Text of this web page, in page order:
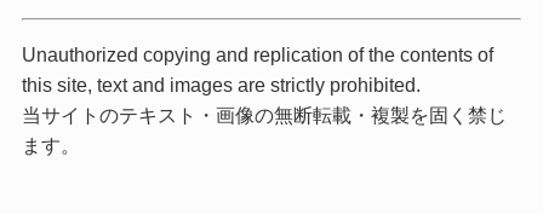
Unauthorized copying and replication of the contents of
this site, text and images are strictly prohibited.
当サイトのテキスト・画像の無断転載・複製を固く禁じ
ます。